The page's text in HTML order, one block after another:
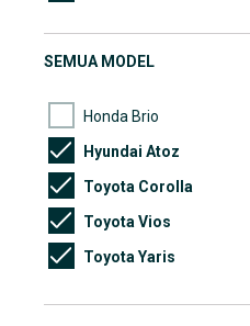
SEMUA MODEL
Honda Brio
Hyundai Atoz
Toyota Corolla
Toyota Vios
Toyota Yaris